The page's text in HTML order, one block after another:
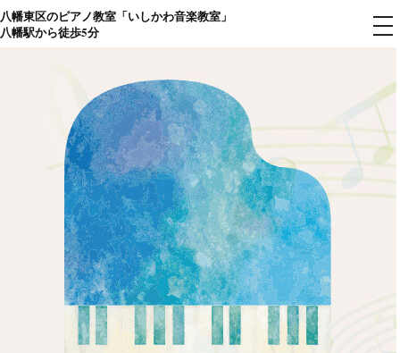
コ
ン
八幡東区のピアノ教室「いしかわ音楽教室」
八幡駅から徒歩5分
メ
ニ